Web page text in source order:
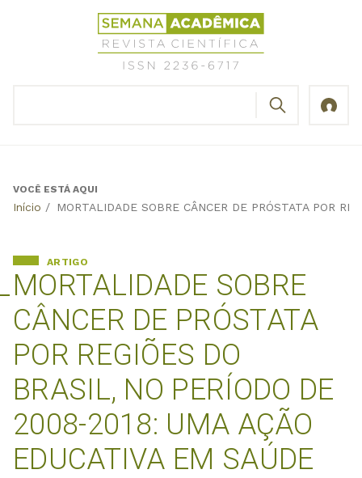
Revista
Científica
Semana
Back
VOCÊ ESTÁ AQUI
Início / MORTALIDADE SOBRE CÂNCER DE PRÓSTATA POR
MORTALIDADE SOBRE
CÂNCER DE PRÓSTATA
POR REGIÕES DO
BRASIL, NO PERÍODO DE
2008-2018: UMA AÇÃO
EDUCATIVA EM SAÚDE
ARTIGO